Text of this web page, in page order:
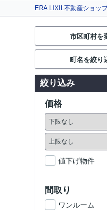
ERA LIXIL不動産ショッ
市区町村を
町名を絞り
絞り込み
価格
値下げ物件
間取り
ワンルーム